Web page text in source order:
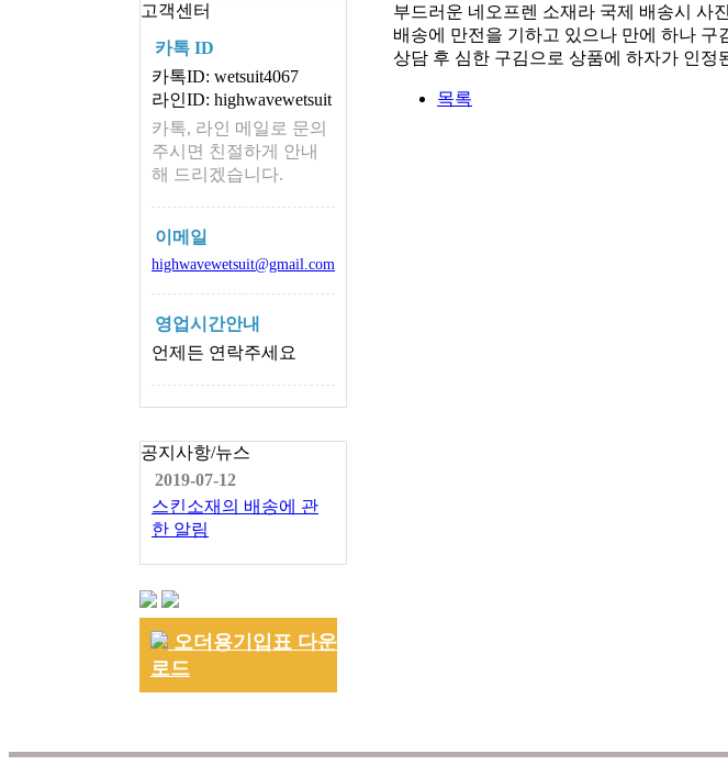
고객센터
카톡 ID
카톡ID: wetsuit4067
라인ID: highwavewetsuit
카톡, 라인 메일로 문의
주시면 친절하게 안내
해 드리겠습니다.
이메일
highwavewetsuit@gmail.com
영업시간안내
언제든 연락주세요
공지사항/뉴스
2019-07-12
스킨소재의 배송에 관
한 알림
오더용기입표 다운
로드
부드러운 네오프렌 소재라 국제 배송시 사
배송에 만전을 기하고 있으나 만에 하나
상담 후 심한 구김으로 상품에 하자가 인
목록